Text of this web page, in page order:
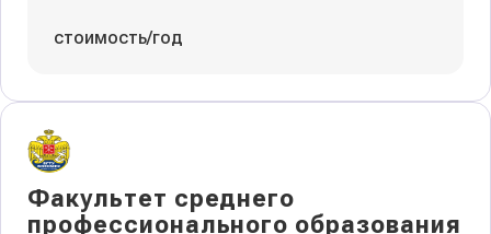
стоимость/год
Факультет среднего
профессионального образования